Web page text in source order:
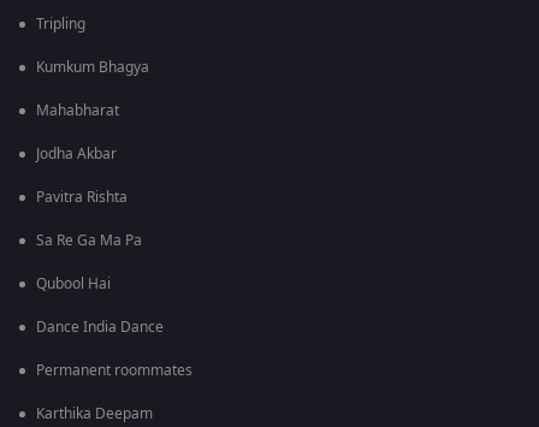
Tripling
Kumkum Bhagya
Mahabharat
Jodha Akbar
Pavitra Rishta
Sa Re Ga Ma Pa
Qubool Hai
Dance India Dance
Permanent roommates
Karthika Deepam